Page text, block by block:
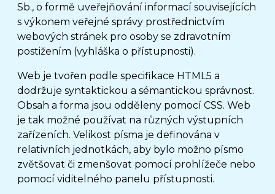
Sb., o formě uveřejňování informací souvisejících
s výkonem veřejné správy prostřednictvím
webových stránek pro osoby se zdravotním
postižením (vyhláška o přístupnosti).
Web je tvořen podle specifikace HTML5 a
dodržuje syntaktickou a sémantickou správnost.
Obsah a forma jsou odděleny pomocí CSS. Web
je tak možné používat na různých výstupních
zařízeních. Velikost písma je definována v
relativních jednotkách, aby bylo možno písmo
zvětšovat či zmenšovat pomocí prohlížeče nebo
pomocí viditelného panelu přístupnosti.